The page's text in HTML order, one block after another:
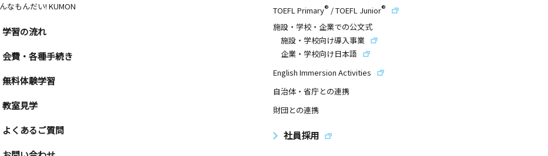
なもんだい! KUMON
学習の流れ
会費・各種手続き
無料体験学習
教室見学
よくあるご質問
TOEFL Primary® /TOEFL Junior®
施設・学校・企業での公文式
施設・学校向け導入事業
企業・学校向け日本語
English Immersion Activities
自治体・省庁との連携
財団との連携
社員採用